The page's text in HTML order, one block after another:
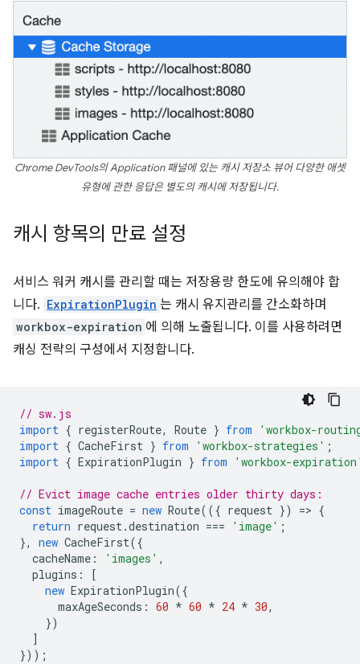
Chrome DevTools의 Application 패널에 있는 캐시 저장소 뷰어 다양한 애셋
유형에 관한 응답은 별도의 캐시에 저장됩니다.
캐시 항목의 만료 설정
서비스 워커 캐시를 관리할 때는 저장용량 한도에 유의해야 합
니다. ExpirationPlugin 는 캐시 유지관리를 간소화하며
workbox-expiration 에 의해 노출됩니다. 이를 사용하려면
캐싱 전략의 구성에서 지정합니다.
// sw.js
import { registerRoute, Route } from
'workbox-
import { CacheFirst } from 'workbox-strategies' ;
import { ExpirationPlugin } from 'workbox-
// Evict image cache entries older thirty days:
const imageRoute = new Route(({ request }) => {
return request.destination === 'image' ;
},
new CacheFirst({
cacheName : 'images' ,
plugins :
[
new ExpirationPlugin({
maxAgeSeconds : 60 * 60 * 24 * 30,
})
]
}));